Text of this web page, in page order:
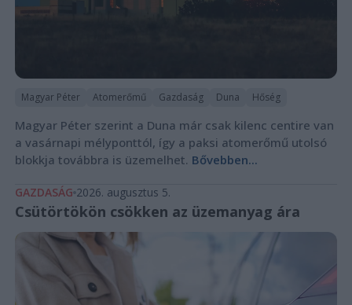
Magyar Péter Atomerőmű Gazdaság Duna Hőség
Magyar Péter szerint a Duna már csak kilenc centire van
a vasárnapi mélyponttól, így a paksi atomerőmű utolsó
blokkja továbbra is üzemelhet. Bővebben...
GAZDASÁG 2026. augusztus 5.
Csütörtökön csökken az üzemanyag ára